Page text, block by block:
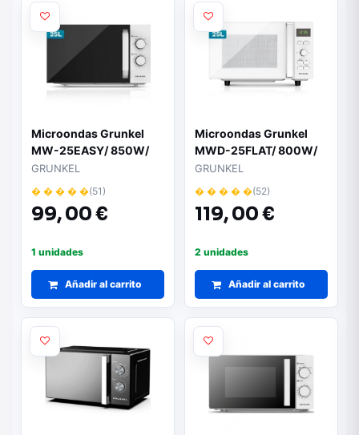
Microondas Grunkel
MW-25EASY/ 850W/
Capacidad 25L/ Blanco
GRUNKEL
� � � � �(51)
99,00 €
1 unidades
Añadir al carrito
Microondas Grunkel
MWD-25FLAT/ 800W/
Capacidad 25L/ Blanco
GRUNKEL
� � � � �(52)
119,00 €
2 unidades
Añadir al carrito